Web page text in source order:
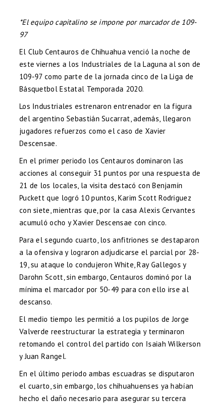
*El equipo capitalino se impone por marcador de 109-
97
El Club Centauros de Chihuahua venció la noche de
este viernes a los Industriales de la Laguna al son de
109-97 como parte de la jornada cinco de la Liga de
Básquetbol Estatal Temporada 2020.
Los Industriales estrenaron entrenador en la figura
del argentino Sebastián Sucarrat, además, llegaron
jugadores refuerzos como el caso de Xavier
Descensae.
En el primer periodo los Centauros dominaron las
acciones al conseguir 31 puntos por una respuesta de
21 de los locales, la visita destacó con Benjamín
Puckett que logró 10 puntos, Karim Scott Rodriguez
con siete, mientras que, por la casa Alexis Cervantes
acumuló ocho y Xavier Descensae con cinco.
Para el segundo cuarto, los anfitriones se destaparon
a la ofensiva y lograron adjudicarse el parcial por 28-
19, su ataque lo condujeron White, Ray Gallegos y
Darohn Scott, sin embargo, Centauros dominó por la
mínima el marcador por 50-49 para con ello irse al
descanso.
El medio tiempo les permitió a los pupilos de Jorge
Valverde reestructurar la estrategia y terminaron
retomando el control del partido con Isaiah Wilkerson
y Juan Rangel.
En el último periodo ambas escuadras se disputaron
el cuarto, sin embargo, los chihuahuenses ya habían
hecho el daño necesario para asegurar su tercera